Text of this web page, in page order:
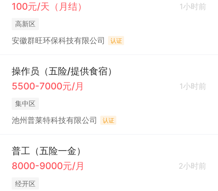
100元/天（月结）
1小时前
高新区
安徽群旺环保科技有限公司 认证
操作员（五险/提供食宿）
5500-7000元/月
1小时前
集中区
池州普莱特科技有限公司 认证
普工（五险一金）
8000-9000元/月
2小时前
经开区